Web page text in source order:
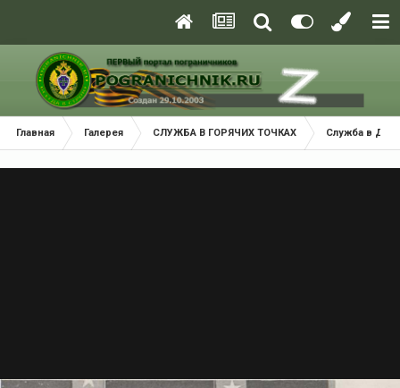
Главная Галерея СЛУЖБА В ГОРЯЧИХ ТОЧКАХ Служба в ДРА